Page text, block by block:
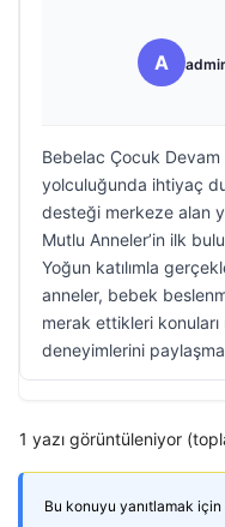
A
Bebelac Çocuk
yolculuğunda ihtiyaç
desteği merkeze alan
Mutlu Anneler’in ilk
Yoğun katılımla
anneler, bebek
merak ettikleri
deneyimlerini paylaşma
1 yazı görüntüleniyor
Bu konuyu yanıtlamak için